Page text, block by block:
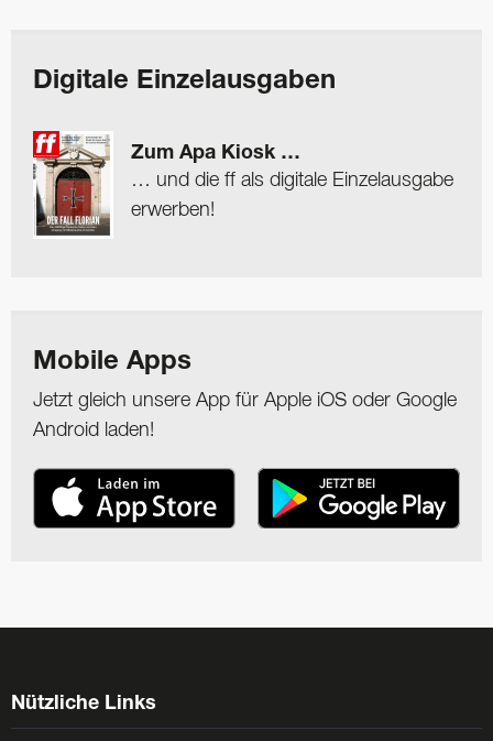
Digitale Einzelausgaben
Zum Apa Kiosk …
… und die ff als digitale Einzelausgabe
erwerben!
Mobile Apps
Jetzt gleich unsere App für Apple iOS oder Google
Android laden!
Nützliche Links